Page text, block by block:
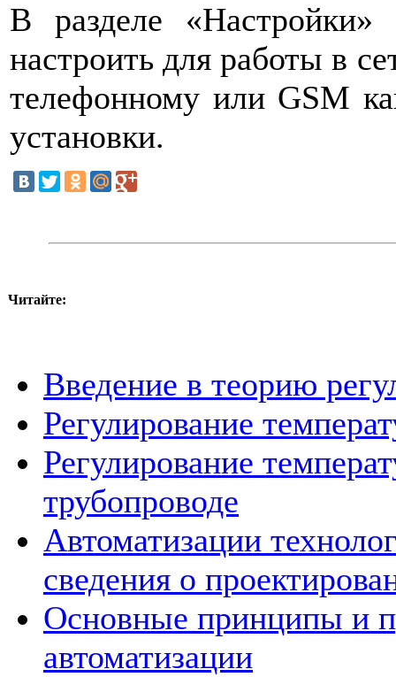
В разделе
настроить для работы в
телефонному или GSM
установки.
Читайте:
Введение в теорию
Регулирование
Регулирование
трубопроводе
Автоматизации
сведения о
Основные принципы и
автоматизации